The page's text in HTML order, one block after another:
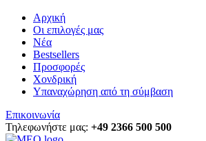
Αρχική
Οι επιλογές μας
Νέα
Bestsellers
Προσφορές
Χονδρική
Υπαναχώρηση από τη σύμβαση
Επικοινωνία
Τηλεφωνήστε μας: +49 2366 500 500